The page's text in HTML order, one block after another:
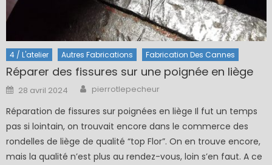
4 / L'atelier Autres Fabrications Fabrication Des Cannes
Réparer des fissures sur une poignée en liège
Posted
on
28 avril 2024 Author
pierrotlepecheur
Réparation de fissures sur poignées en liège Il fut un temps
pas si lointain, on trouvait encore dans le commerce des
rondelles de liège de qualité “top Flor”. On en trouve encore,
mais la qualité n’est plus au rendez-vous, loin s’en faut. A ce